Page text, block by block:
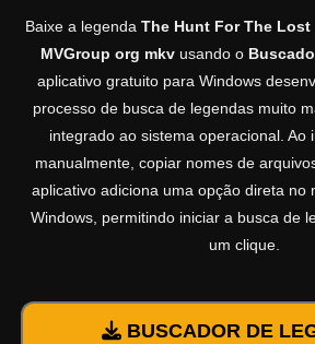
Baixe a legenda The Hunt For The Lost
MVGroup org mkvusando o
aplicativo gratuito para Windows
processo de busca de legendas muito
integrado ao sistema operacional. Ao
manualmente, copiar nomes de
aplicativo adiciona uma opção direta no
Windows, permitindo iniciar a busca de
um clique.
BUSCADOR DE